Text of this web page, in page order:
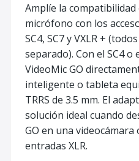
Amplíe la
micrófono con los
SC4, SC7 y VXLR +
separado). Con el SC4 o
VideoMic GO
inteligente o tableta
TRRS de 3.5 mm. El
solución ideal cuando
GO en una
entradas XLR.